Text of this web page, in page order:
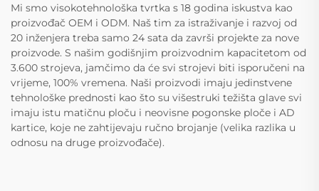
Mi smo visokotehnološka tvrtka s 18 godina iskustva kao
proizvođač OEM i ODM. Naš tim za istraživanje i razvoj od
20 inženjera treba samo 24 sata da završi projekte za nove
proizvode. S našim godišnjim proizvodnim kapacitetom od
3.600 strojeva, jamčimo da će svi strojevi biti isporučeni na
vrijeme, 100% vremena. Naši proizvodi imaju jedinstvene
tehnološke prednosti kao što su višestruki težišta glave svi
imaju istu matičnu ploču i neovisne pogonske ploče i AD
kartice, koje ne zahtijevaju ručno brojanje (velika razlika u
odnosu na druge proizvođače).